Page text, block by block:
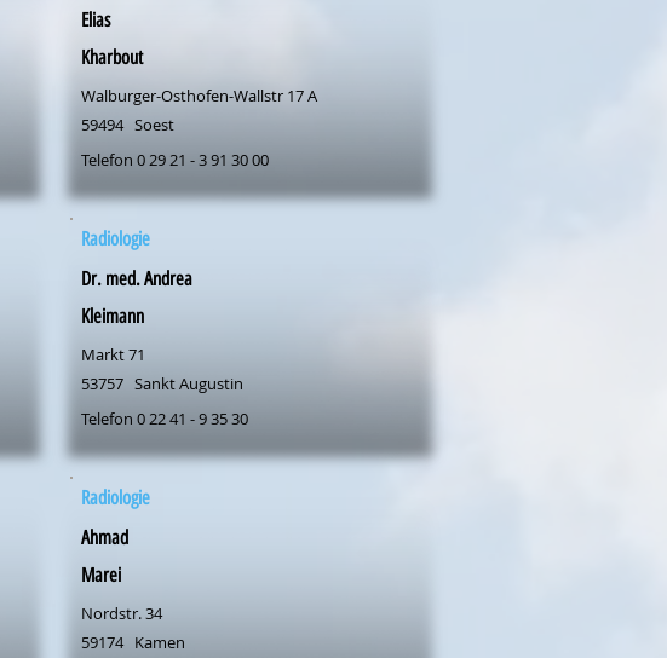
Elias
Kharbout
Walburger-Osthofen-Wallstr 17 A
59494 Soest
Telefon 0 29 21 - 3 91 30 00
Radiologie
Dr. med. Andrea
Kleimann
Markt 71
53757 Sankt Augustin
Telefon 0 22 41 - 9 35 30
Radiologie
Ahmad
Marei
Nordstr. 34
59174 Kamen